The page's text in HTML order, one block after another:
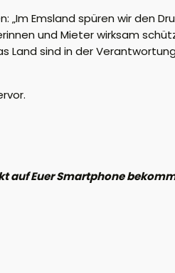
„Im Emsland spüren wir den
und Mieter wirksam
Land sind in der
auf Euer Smartphone